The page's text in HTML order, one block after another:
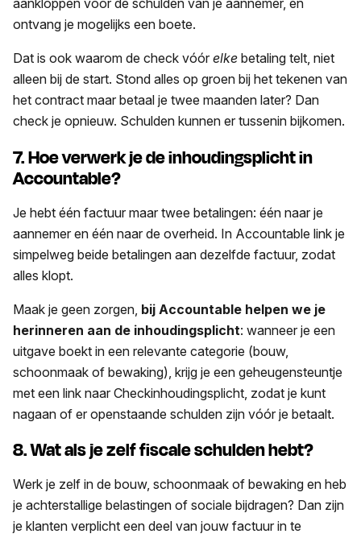
ontvang je mogelijks een boete.
Dat is ook waarom de check vóór elke betaling telt, niet
alleen bij de start. Stond alles op groen bij het tekenen van
het contract maar betaal je twee maanden later? Dan
check je opnieuw. Schulden kunnen er tussenin bijkomen.
7. Hoe verwerk je de inhoudingsplicht in
Accountable?
Je hebt één factuur maar twee betalingen: één naar je
aannemer en één naar de overheid. In Accountable link je
simpelweg beide betalingen aan dezelfde factuur, zodat
alles klopt.
Maak je geen zorgen, bij Accountable helpen we je
herinneren aan de inhoudingsplicht: wanneer je een
uitgave boekt in een relevante categorie (bouw,
schoonmaak of bewaking), krijg je een geheugensteuntje
met een link naar Checkinhoudingsplicht, zodat je kunt
nagaan of er openstaande schulden zijn vóór je betaalt.
8. Wat als je zelf fiscale schulden hebt?
Werk je zelf in de bouw, schoonmaak of bewaking en heb
je achterstallige belastingen of sociale bijdragen? Dan zijn
je klanten verplicht een deel van jouw factuur in te